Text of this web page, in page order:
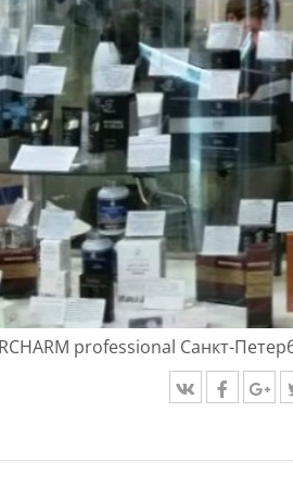
professional Санкт-